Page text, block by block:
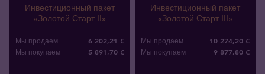
Инвестиционный пакет
«Золотой Старт II»
Мы продаем 6 202,21 €
Мы покупаем 5 891,70 €
Инвестиционный пакет
«Золотой Старт III»
Мы продаем 10 274,20 €
Мы покупаем 9 877,80 €